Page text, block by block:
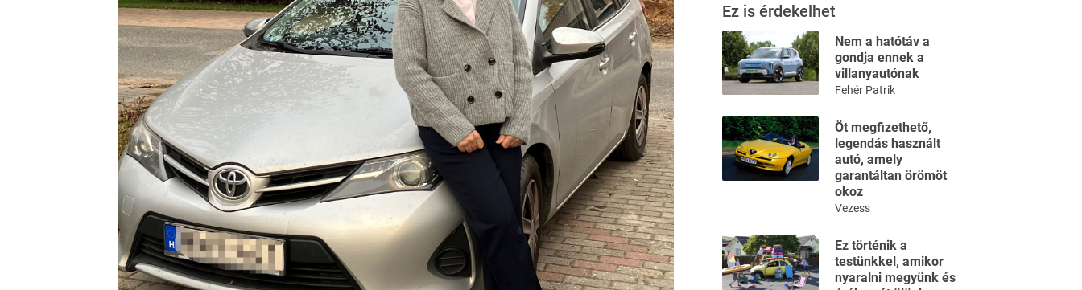
Ez is érdekelhet
Nem a hatótáv a
gondja ennek a
villanyautónak
Fehér Patrik
Öt megfizethető,
legendás használt
autó, amely
garantáltan örömöt
okoz
Vezess
Ez történik a
testünkkel, amikor
nyaralni megyünk és